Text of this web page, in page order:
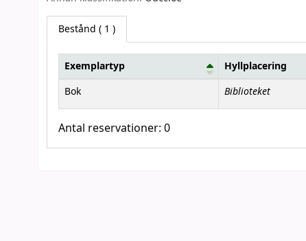
Bestånd ( 1 )
Bestånd
Exemplartyp Hyllplacering
Bok
Biblioteket
Antal reservationer: 0